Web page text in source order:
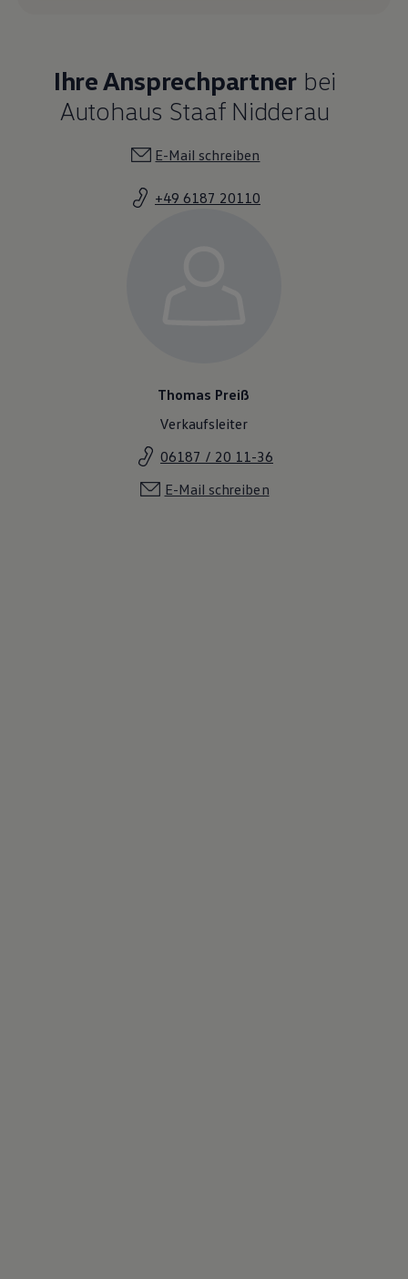
Ihre Ansprechpartner bei
Autohaus Staaf Nidderau
E-Mail schreiben
+49 6187 20110
Thomas Preiß
Verkaufsleiter
06187 / 20 11-36
E-Mail schreiben